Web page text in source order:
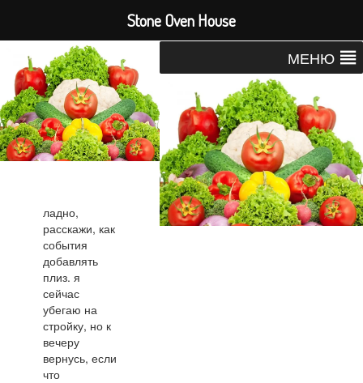
ладно,
расскажи, как
события
добавлять
плиз. я
сейчас
убегаю на
стройку, но к
вечеру
вернусь, если
что
МЕНЮ
Stone Oven House